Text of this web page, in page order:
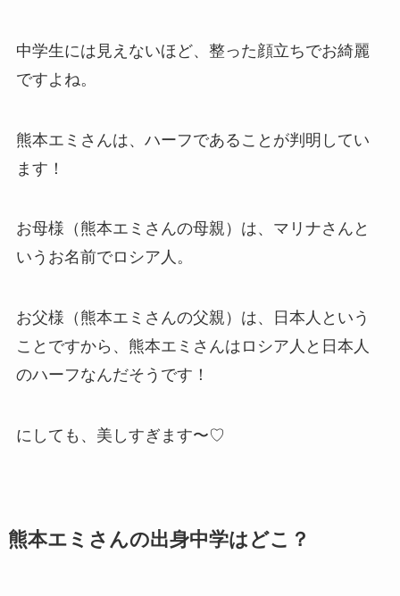
中学生には見えないほど、整った顔立ちでお綺麗
ですよね。
熊本エミさんは、ハーフであることが判明してい
ます！
お母様（熊本エミさんの母親）は、マリナさんと
いうお名前でロシア人。
お父様（熊本エミさんの父親）は、日本人という
ことですから、熊本エミさんはロシア人と日本人
のハーフなんだそうです！
にしても、美しすぎます〜♡
熊本エミさんの出身中学はどこ？